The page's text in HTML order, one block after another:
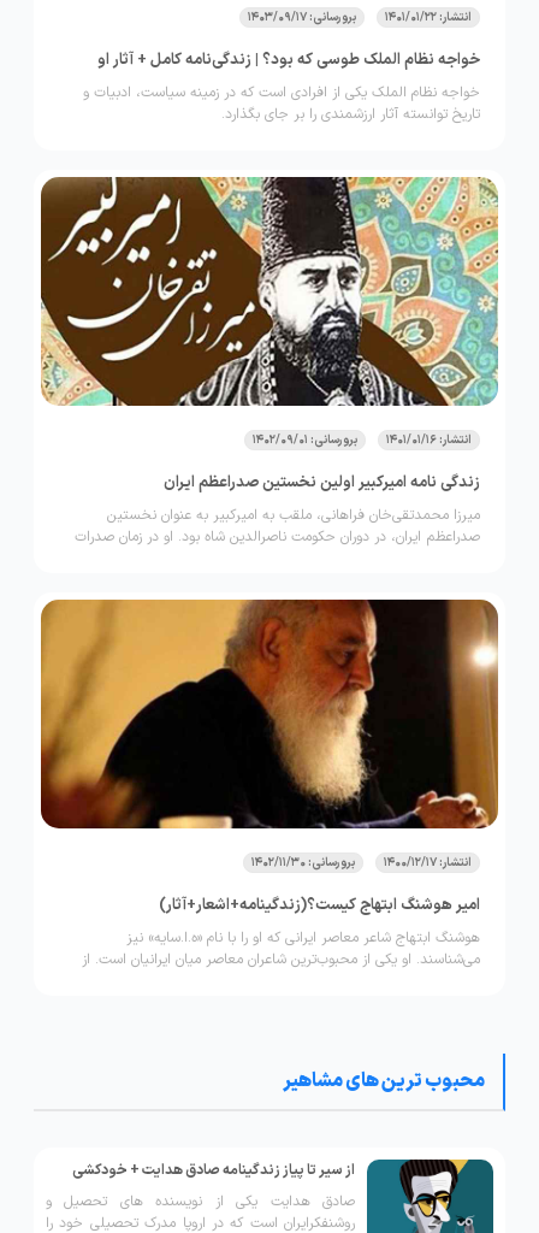
محبوب ترین های مشاهیر
از سیر تا پیاز زندگینامه صادق هدایت + خودکشی
صادق هدایت یکی از نویسنده های تحصیل و
روشنفکرایران است که در اروپا مدرک تحصیلی خود را
انتشار: 1401/01/22 برورسانی: 1403/09/17
خواجه نظام الملک طوسی که بود؟ | زندگی‌نامه کامل + آثار او
خواجه نظام الملک یکی از افرادی است که در زمینه سیاست، ادبیات و
تاریخ توانسته آثار ارزشمندی را بر جای بگذارد.
انتشار: 1401/01/16 برورسانی: 1402/09/01
زندگی نامه امیرکبیر اولین نخستین صدراعظم ایران
میرزا محمدتقی‌خان فراهانی، ملقب به امیرکبیر به عنوان نخستین
صدراعظم ایران، در دوران حکومت ناصرالدین شاه بود. او در زمان صدرات
انتشار: 1400/12/17 برورسانی: 1402/11/30
امیر هوشنگ ابتهاج کیست؟(زندگینامه+اشعار+آثار)
هوشنگ ابتهاج شاعر معاصر ایرانی که او را با نام «ه.ا.سایه» نیز
می‌شناسند. او یکی از محبوب‌ترین شاعران معاصر میان ایرانیان است. از